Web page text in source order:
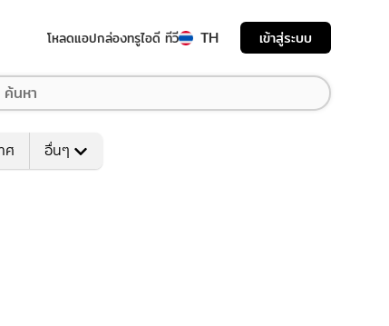
โหลดแอปกล่องทรูไอดี ทีวี TH เข้าสู่ระบบ
ศ อื่นๆ